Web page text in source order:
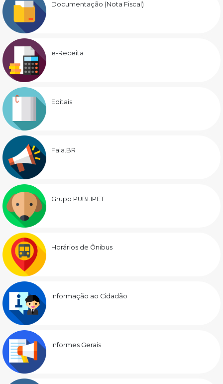
Documentação (Nota Fiscal)
e-Receita
Editais
Fala.BR
Grupo PUBLIPET
Horários de Ônibus
Informação ao Cidadão
Informes Gerais